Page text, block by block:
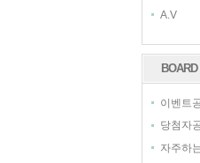
A.V
이벤트
당첨자
자주하